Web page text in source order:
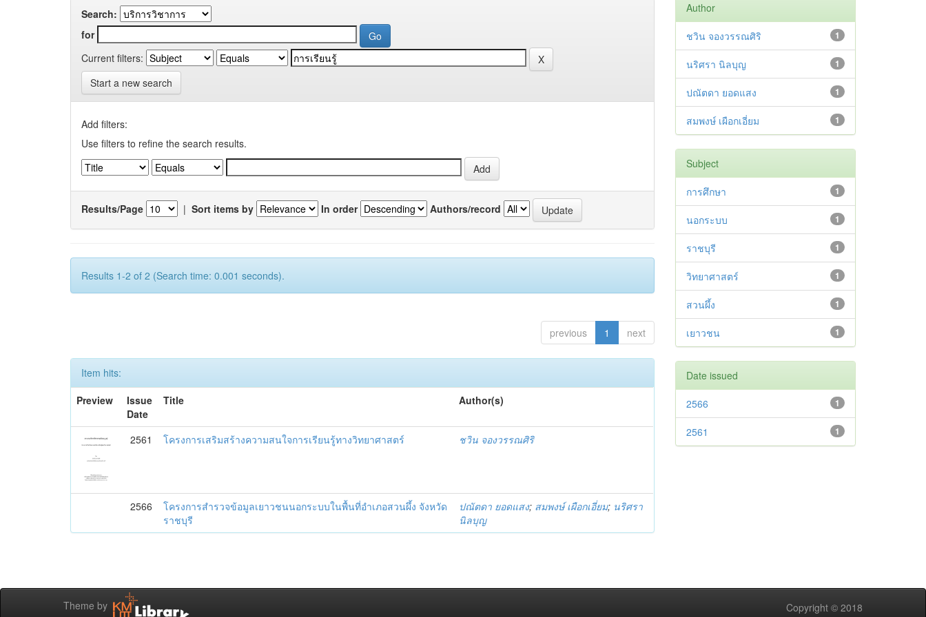
Search:
for
Current filters:
Start a new search
Add filters:
Use filters to refine the search results.
Results/Page | Sort items by In order Authors/record
Results 1-2 of 2 (Search time: 0.001 seconds).
previous 1 next
Item hits:
Preview
Issue
Date
Title Author(s)
2561 โครงการเสริมสร้างความสนใจการเรียนรู้ทางวิทยาศาสตร์ ชวิน จองวรรณศิริ
2566
โครงการสำรวจข้อมูลเยาวชนนอกระบบในพื้นที่อำเภอสวนผึ้ง จังหวัด
ราชบุรี
ปณัตดา ยอดแสง; สมพงษ์ เผือกเอี่ยม; นริศรา
นิลบุญ
Author
1
ชวิน จองวรรณศิริ
1
นริศรา นิลบุญ
1
ปณัตดา ยอดแสง
1
สมพงษ์ เผือกเอี่ยม
Subject
1
การศึกษา
1
นอกระบบ
1
ราชบุรี
1
วิทยาศาสตร์
1
สวนผึ้ง
1
เยาวชน
Date issued
1
2566
1
2561
Theme by Copyright © 2018